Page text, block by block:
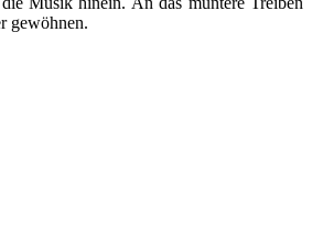
gewöhnen.